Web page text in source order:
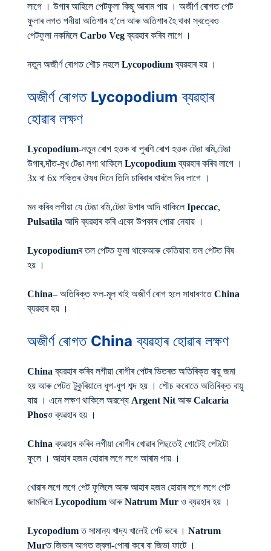
লাগে । উগাৰ আহিলে পেটফুলা কিছু আৰাম পায় । অজীৰ্ণ ৰোগত পেট
ফুলাৰ লগত পনীয়া অতিশাৰ হ’লে আৰু অতিশাৰ হৈ থকা স্বত্বেও
পেটফুলা নকমিলেCarbo Vegব্যৱহাৰ কৰিব লাগে ।
নতুন অজীৰ্ণ ৰোগত শৌচ নহলেLycopodiumব্যৱহাৰ হয় ।
অজীৰ্ণ ৰোগত Lycopodium ব্যৱহাৰ
হোৱাৰ লক্ষণ
Lycopodium-নতুন ৰোগ হওক বা পুৰণি ৰোগ হওক টেঙা বমি,টেঙা
উগাৰ,দাঁত-মুখ টেঙা লগা থাকিলেLycopodiumব্যৱহাৰ কৰিব লাগে ।
3x বা 6x শক্তিৰ ঔষধ দিনে তিনি চাৰিবাৰ খাবলৈ দিব লাগে ।
মন কৰিব লগীয়া যে টেঙা বমি,টেঙা উগাৰ আদি থাকিলেIpeccac,
Pulsatila আদি ব্যৱহাৰ কৰি একো উপকাৰ পোৱা নেযায় ।
Lycopodiumৰ তল পেটত ফুলা থাকেআৰু কেতিয়াবা তল পেটত বিষ
হয় ।
China–অতিৰিক্ত ফল-মূল খাই অজীৰ্ণ ৰোগ হলে সাধাৰণতেChina
ব্যৱহাৰ হয় ।
অজীৰ্ণ ৰোগত China ব্যৱহাৰ হোৱাৰ লক্ষণ
China ব্যৱহাৰ কৰিব লগীয়া ৰোগীৰ পেটৰ ভিতৰত অতিৰিক্ত বায়ু জমা
হয় আৰু পেটত টুকুৰিয়ালে ধুপ-ধুপ শব্দ হয় । শৌচ কৰোতে অতিৰিক্ত বায়ু
যায় । এনে লক্ষণ থাকিলে অৱশ্যে Argent Nit আৰুCalcaria
Phosও ব্যৱহাৰ হয় ।
China ব্যৱহাৰ কৰিব লগীয়া ৰোগীৰ খোৱাৰ পিছতেই গোটেই পেটটো
ফুলে । আহাৰ হজম হোৱাৰ লগে লগে আৰাম পায় ।
খোৱাৰ লগে লগে পেট ফুলিলে আৰু আহাৰ হজম হোৱাৰ লগে লগে পেট
জামৰিলেLycopodium আৰুNatrum Mur ও ব্যৱহাৰ হয় ।
Lycopodiumত সামান্য খাদ্য খালেই পেট ভৰে । Natrum
Murত জিভাৰ আগত জ্বলা-পোৰা কৰে বা জিভা ফাটে ।